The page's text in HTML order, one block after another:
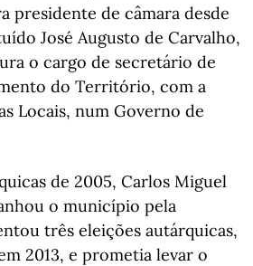
presidente de câmara desde
José Augusto de Carvalho,
o cargo de secretário de
do Território, com a
Locais, num Governo de
de 2005, Carlos Miguel
o município pela
três eleições autárquicas,
2013, e prometia levar o